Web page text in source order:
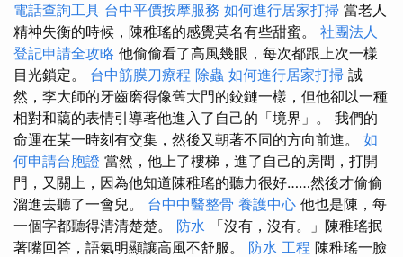
電話查詢工具 台中平價按摩服務 如何進行居家打掃 當老人
精神失衡的時候，陳稚瑤的感覺莫名有些甜蜜。 社團法人
登記申請全攻略 他偷偷看了高風幾眼，每次都跟上次一樣
目光鎖定。 台中筋膜刀療程 除蟲 如何進行居家打掃 誠
然，李大師的牙齒磨得像舊大門的鉸鏈一樣，但他卻以一種
相對和藹的表情引導著他進入了自己的「境界」。 我們的
命運在某一時刻有交集，然後又朝著不同的方向前進。 如
何申請台胞證 當然，他上了樓梯，進了自己的房間，打開
門，又關上，因為他知道陳稚瑤的聽力很好……然後才偷偷
溜進去聽了一會兒。 台中中醫整骨 養護中心 他也是陳，每
一個字都聽得清清楚楚。 防水 「沒有，沒有。」陳稚瑤抿
著嘴回答，語氣明顯讓高風不舒服。 防水 工程 陳稚瑤一臉